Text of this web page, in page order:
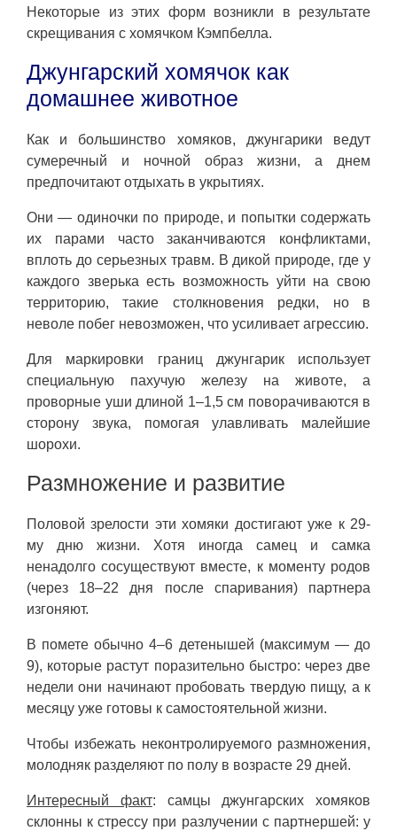
Некоторые из этих форм возникли в результате
скрещивания с хомячком Кэмпбелла.
Джунгарский хомячок как
домашнее животное
Как и большинство хомяков, джунгарики ведут
сумеречный и ночной образ жизни, а днем
предпочитают отдыхать в укрытиях.
Они — одиночки по природе, и попытки содержать
их парами часто заканчиваются конфликтами,
вплоть до серьезных травм. В дикой природе, где у
каждого зверька есть возможность уйти на свою
территорию, такие столкновения редки, но в
неволе побег невозможен, что усиливает агрессию.
Для маркировки границ джунгарик использует
специальную пахучую железу на животе, а
проворные уши длиной 1–1,5 см поворачиваются в
сторону звука, помогая улавливать малейшие
шорохи.
Размножение и развитие
Половой зрелости эти хомяки достигают уже к 29-
му дню жизни. Хотя иногда самец и самка
ненадолго сосуществуют вместе, к моменту родов
(через 18–22 дня после спаривания) партнера
изгоняют.
В помете обычно 4–6 детенышей (максимум — до
9), которые растут поразительно быстро: через две
недели они начинают пробовать твердую пищу, а к
месяцу уже готовы к самостоятельной жизни.
Чтобы избежать неконтролируемого размножения,
молодняк разделяют по полу в возрасте 29 дней.
Интересный факт: самцы джунгарских хомяков
склонны к стрессу при разлучении с партнершей: у